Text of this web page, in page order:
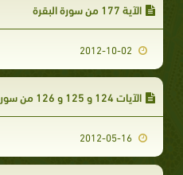
الآية 177 من سورة البقرة
الآيات 124 و 125 و 126 من سورة البقرة